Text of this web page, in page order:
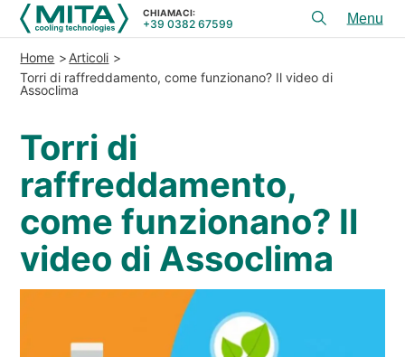
CHIAMACI:
+39 0382 67599
menu
PRODOTTI
SERVIZI E CONSULENZA
SERVICE
RISORSE
CONTATTI
Home
Articoli
Torri di raffreddamento, come funzionano? Il video di
Assoclima
Torri di
raffreddamento,
come funzionano? Il
video di Assoclima